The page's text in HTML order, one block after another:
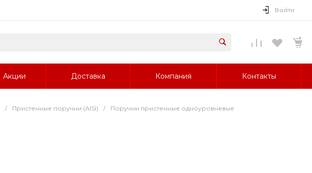
Войти
Акции Доставка Компания Контакты
/ Пристенные поручни (AISI) / Поручни пристенные одноуровневые